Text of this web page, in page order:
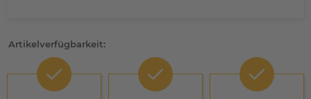
Artikelverfügbarkeit: